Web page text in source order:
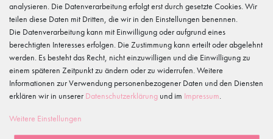
Hersteller
tanzmuster
Gewerbeparkring 2, 15299 Müllrose, Deutschland
service@tanzmuster.de
033606-779250
Merkmale
analysieren. Die Datenverarbeitung erfolgt erst durch gesetzte Cookies. Wir
teilen diese Daten mit Dritten, die wir in den Einstellungen benennen.
Die Datenverarbeitung kann mit Einwilligung oder aufgrund eines
berechtigten Interesses erfolgen. Die Zustimmung kann erteilt oder abgelehnt
werden. Es besteht das Recht, nicht einzuwilligen und die Einwilligung zu
einem späteren Zeitpunkt zu ändern oder zu widerrufen. Weitere
Informationen zur Verwendung personenbezogener Daten und den Diensten
erklären wir in unserer Daten­schutz­erklärung und im Impressum.
Weitere Einstellungen